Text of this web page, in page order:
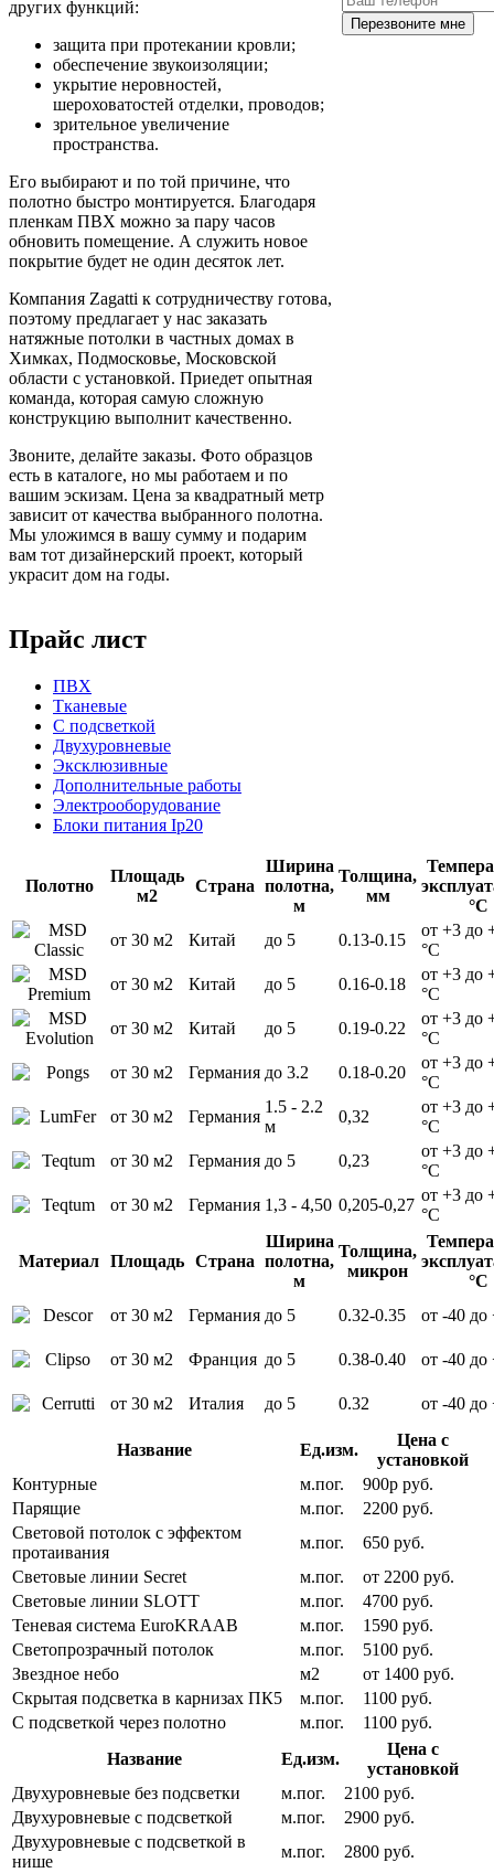
других функций:
защита при протекании кровли;
обеспечение звукоизоляции;
укрытие неровностей,
шероховатостей отделки, проводов;
зрительное увеличение
пространства.
Его выбирают и по той причине, что
полотно быстро монтируется. Благодаря
пленкам ПВХ можно за пару часов
обновить помещение. А служить новое
покрытие будет не один десяток лет.
Компания Zagatti к сотрудничеству готова,
поэтому предлагает у нас заказать
натяжные потолки в частных домах в
Химках, Подмосковье, Московской
области с установкой. Приедет опытная
команда, которая самую сложную
конструкцию выполнит качественно.
Звоните, делайте заказы. Фото образцов
есть в каталоге, но мы работаем и по
вашим эскизам. Цена за квадратный метр
зависит от качества выбранного полотна.
Мы уложимся в вашу сумму и подарим
вам тот дизайнерский проект, который
украсит дом на годы.
Перезвоните мне
Прайс лист
ПВХ
Тканевые
С подсветкой
Двухуровневые
Эксклюзивные
Дополнительные работы
Электрооборудование
Блоки питания Ip20
Полотно
Площадь
м2
Страна
Ширина
полотна,
м
Толщина,
мм
°С
от 30 м2
Китай до 5 0.13-0.15
от +3 до
°С
от 30 м2
Китай до 5 0.16-0.18
от +3 до
°С
от 30 м2
Китай до 5 0.19-0.22
от +3 до
°С
от 30 м2
Германия до 3.2 0.18-0.20
от +3 до
°С
от 30 м2
Германия
1.5 - 2.2
м
0,32
от +3 до
°С
от 30 м2
Германия до 5 0,23
от +3 до
°С
от 30 м2
Германия 1,3 - 4,50 0,205-0,27
от +3 до
°С
Материал Площадь Страна
Ширина
полотна,
м
Толщина,
микрон
°С
от 30 м2
Германия до 5 0.32-0.35 от -40 до
от 30 м2 Франция до 5 0.38-0.40 от -40 до
от 30 м2 Италия до 5 0.32 от -40 до
Название Ед.изм.
Цена с
установкой
Контурные
м.пог.
900р руб.
Парящие
м.пог.
2200 руб.
Световой потолок с эффектом
протаивания
м.пог.
650 руб.
Световые линии Secret
м.пог.
от 2200 руб.
Световые линии SLOTT
м.пог.
4700 руб.
Теневая система EuroKRAAB
м.пог.
1590 руб.
Светопрозрачный потолок
м.пог.
5100 руб.
Звездное небо
м2
от 1400 руб.
Скрытая подсветка в карнизах ПК5
м.пог.
1100 руб.
С подсветкой через полотно
м.пог.
1100 руб.
Название
Ед.изм.
Цена с
установкой
Двухуровневые без подсветки
м.пог.
2100 руб.
Двухуровневые с подсветкой
м.пог.
2900 руб.
Двухуровневые с подсветкой в
нише
м.пог.
2800 руб.